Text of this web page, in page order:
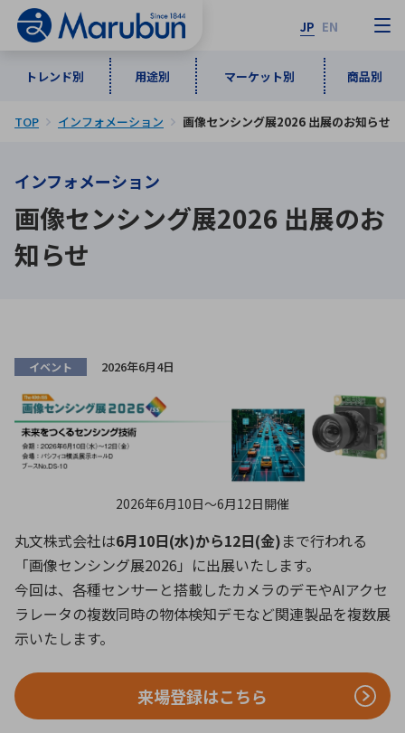
JP EN
トレンド別 用途別 マーケット別 商品別
トレンド別
インダストリアルDXソリューション
ロボティクス（AI）
データセンタ・クラウド
ミリ波レーダー
用途別
通信・ネットワーク
品質管理・検査
接着・接合
製品製造・加工
照射
マーケット別
自動車 産業
民生 医療
商品別
半導体・電子部品 ソフトウェア
ICTソリューション 組立・ロボティクス
レーザー・光学部品 組込コンピュータ
特定用途向け・その他 サービス
メーカ一覧
あ行
アルファベット順
A B C
D
E
G
H
K
R
U
V W
X
Z
検索
TOP インフォメーション 画像センシング展2026 出展のお知らせ
インフォメーション
画像センシング展2026 出展のお
知らせ
イベント 2026年6月4日
2026年6月10日〜6月12日開催
丸文株式会社は6月10日(水)から12日(金)まで行われる
「画像センシング展2026」に出展いたします。
今回は、各種センサーと搭載したカメラのデモやAIアクセ
ラレータの複数同時の物体検知デモなど関連製品を複数展
示いたします。
来場登録はこちら